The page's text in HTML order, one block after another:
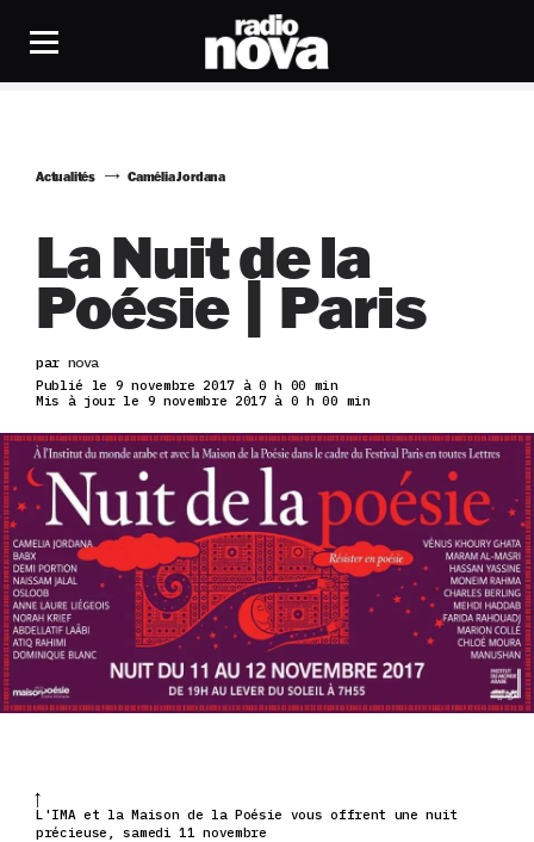
Actualités Camélia Jordana
La Nuit de la
Poésie | Paris
par nova
Publié le 9 novembre 2017 à 0 h 00 min
Mis à jour le 9 novembre 2017 à 0 h 00 min
L'IMA et la Maison de la Poésie vous offrent une nuit
précieuse, samedi 11 novembre